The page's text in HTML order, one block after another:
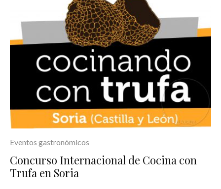
Eventos gastronómicos
Concurso Internacional de Cocina con
Trufa en Soria